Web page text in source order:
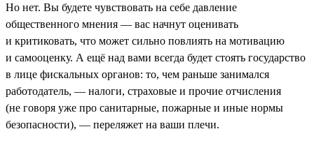
Но нет. Вы будете чувствовать на себе давление
общественного мнения — вас начнут оценивать
и критиковать, что может сильно повлиять на мотивацию
и самооценку. А ещё над вами всегда будет стоять государство
в лице фискальных органов: то, чем раньше занимался
работодатель, — налоги, страховые и прочие отчисления
(не говоря уже про санитарные, пожарные и иные нормы
безопасности), — переляжет на ваши плечи.